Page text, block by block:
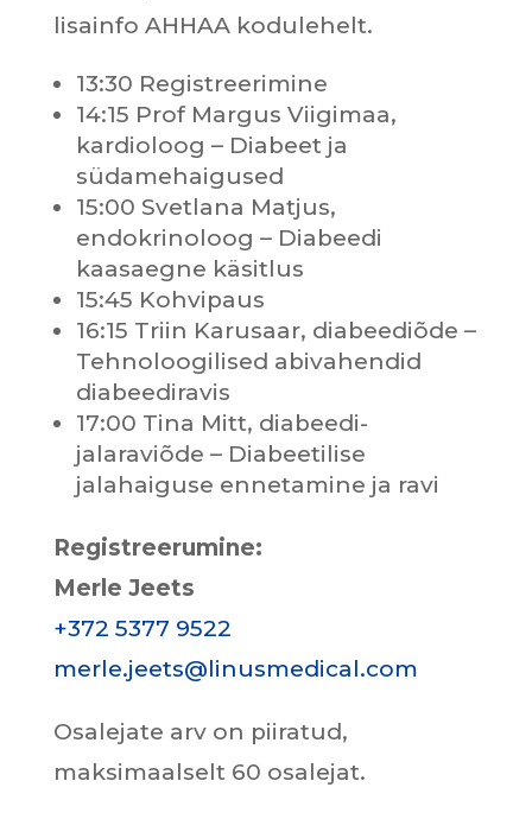
lisainfo AHHAA kodulehelt.
13:30 Registreerimine
14:15 Prof Margus Viigimaa,
kardioloog – Diabeet ja
südamehaigused
15:00 Svetlana Matjus,
endokrinoloog – Diabeedi
kaasaegne käsitlus
15:45 Kohvipaus
16:15 Triin Karusaar, diabeediõde –
Tehnoloogilised abivahendid
diabeediravis
17:00 Tina Mitt, diabeedi-
jalaraviõde – Diabeetilise
jalahaiguse ennetamine ja ravi
Registreerumine:
Merle Jeets
+372 5377 9522
merle.jeets@linusmedical.com
Osalejate arv on piiratud,
maksimaalselt 60 osalejat.